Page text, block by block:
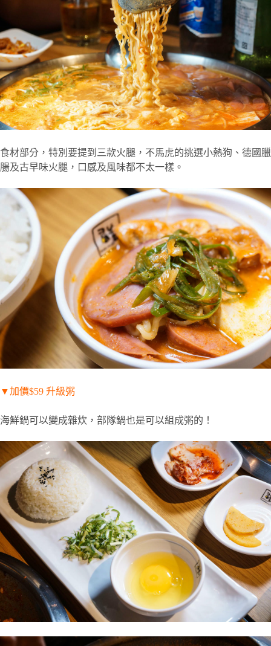
食材部分，特別要提到三款火腿，不馬虎的挑選小熱狗、德國臘
腸及古早味火腿，口感及風味都不太一樣。
▼加價$59 升級粥
海鮮鍋可以變成雜炊，部隊鍋也是可以組成粥的！